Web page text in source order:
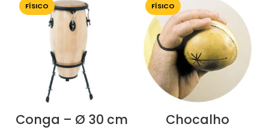
FÍSICO
Conga – Ø 30 cm
FÍSICO
Chocalho